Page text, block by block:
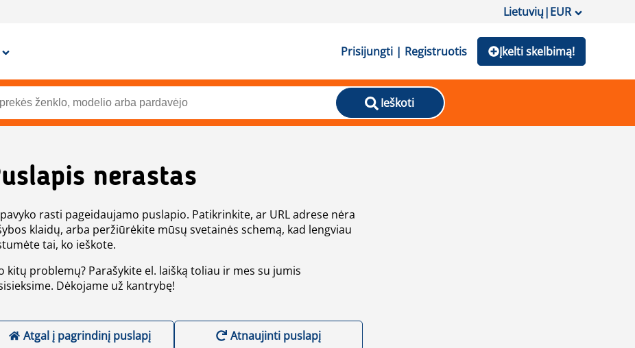
Lietuvių|EUR
Prisijungti | Registruotis Įkelti skelbimą!
Ieškoti
nerastas
rasti pageidaujamo puslapio. Patikrinkite, ar URL adrese nėra
klaidų, arba peržiūrėkite mūsų svetainės schemą, kad lengviau
tai, ko ieškote.
kitų problemų? Parašykite el. laišką toliau ir mes su jumis
Dėkojame už kantrybę!
Atgal į pagrindinį puslapį Atnaujinti puslapį